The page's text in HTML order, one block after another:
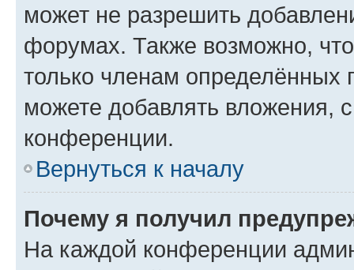
может не разрешить
форумах. Также возможно,
только членам определённых
можете добавлять вложения,
конференции.
Вернуться к началу
Почему я получил
На каждой конференции